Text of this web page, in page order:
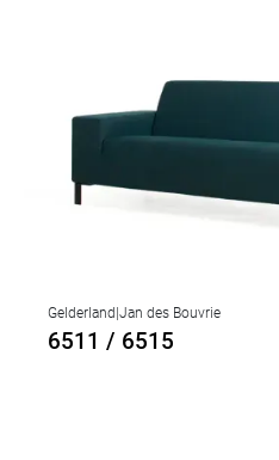
Gelderland|Jan des Bouvrie
6511 / 6515